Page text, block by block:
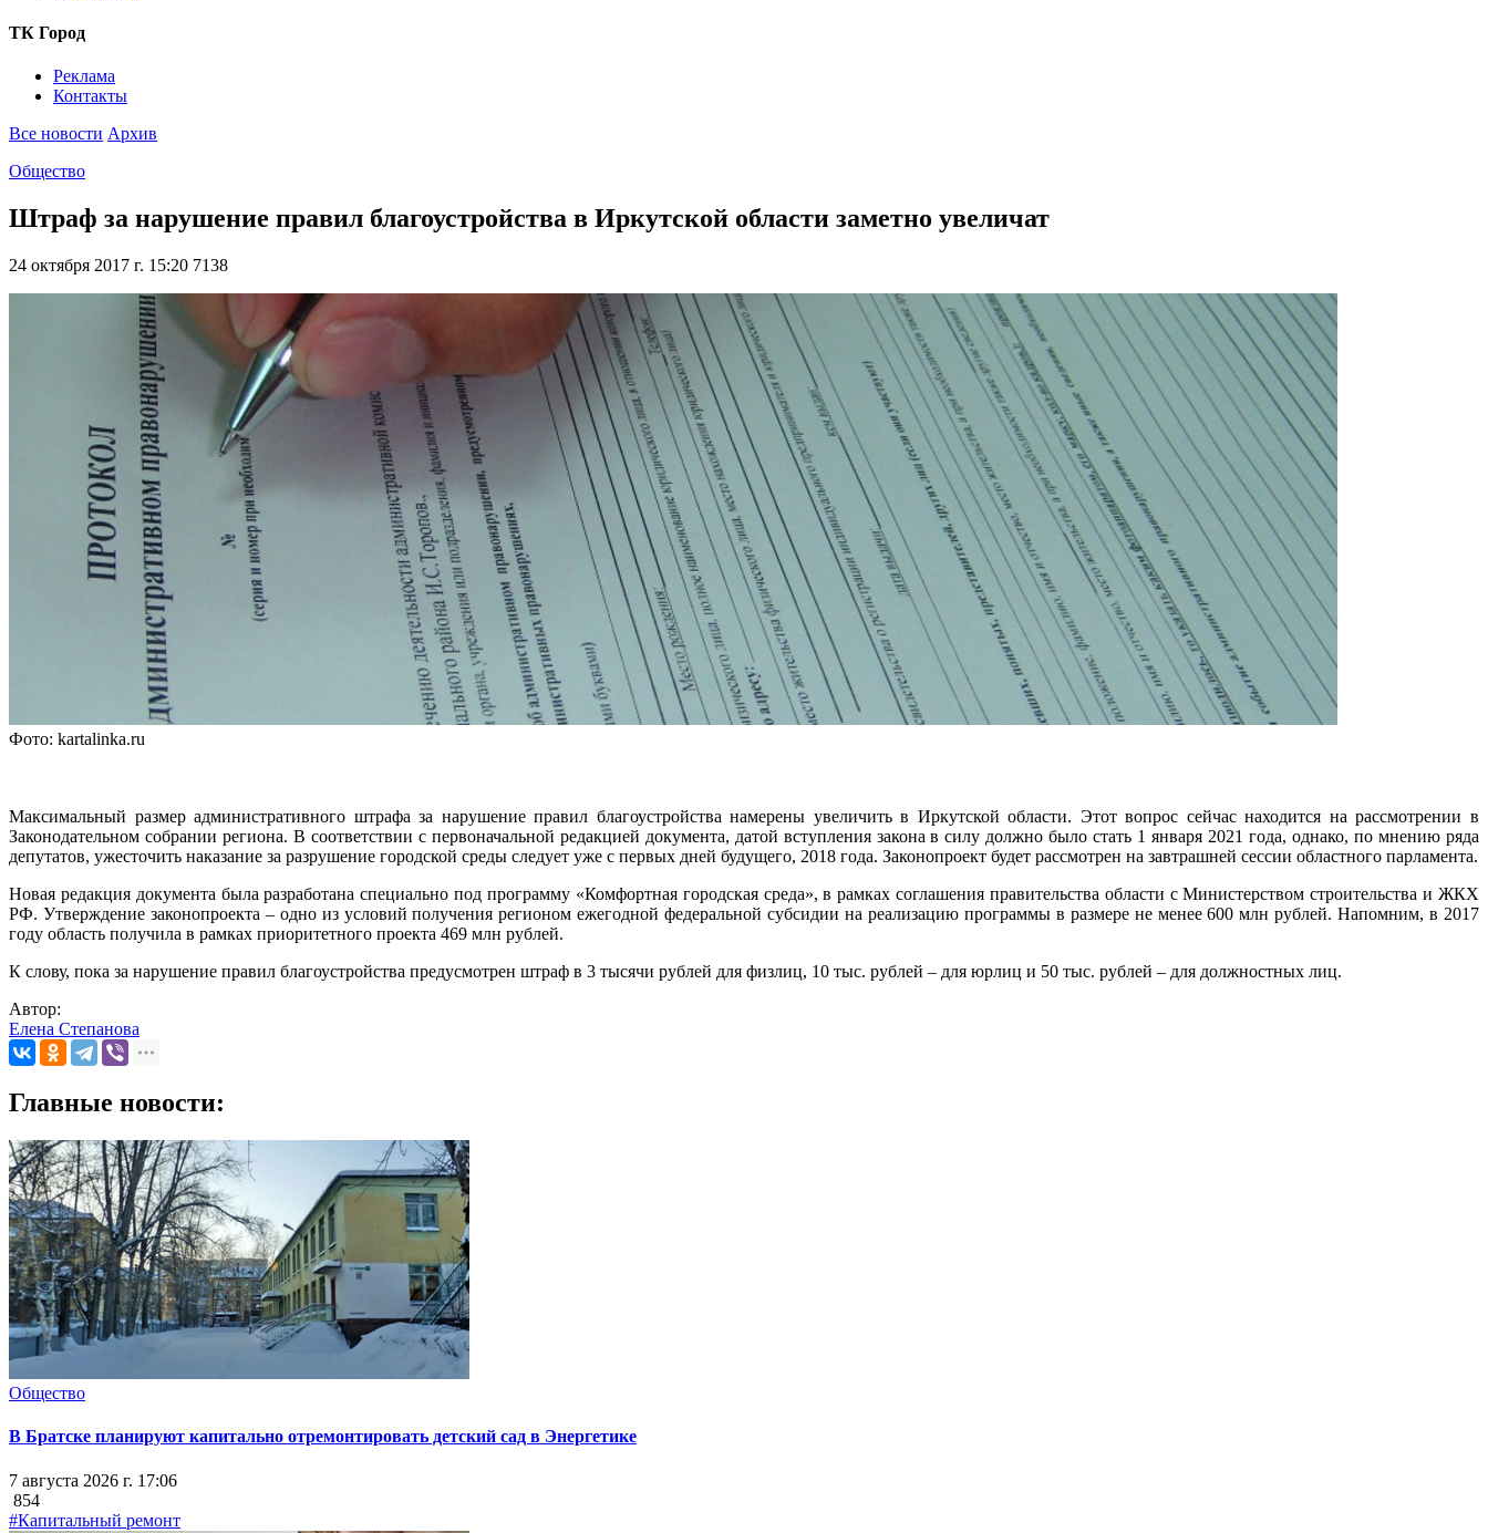
ТК Город
Реклама
Контакты
Все новости Архив
Общество
Штраф за нарушение правил благоустройства в Иркутской области заметно увеличат
24 октября 2017 г. 15:20 7138
Фото: kartalinka.ru
Максимальный размер административного штрафа за нарушение правил благоустройства намерены увеличить в Иркутской области. Этот вопрос сейчас находится на рассмотрении в
Законодательном собрании региона. В соответствии с первоначальной редакцией документа, датой вступления закона в силу должно было стать 1 января 2021 года, однако, по мнению ряда
депутатов, ужесточить наказание за разрушение городской среды следует уже с первых дней будущего, 2018 года. Законопроект будет рассмотрен на завтрашней сессии областного парламента.
Новая редакция документа была разработана специально под программу «Комфортная городская среда», в рамках соглашения правительства области с Министерством строительства и ЖКХ
РФ. Утверждение законопроекта – одно из условий получения регионом ежегодной федеральной субсидии на реализацию программы в размере не менее 600 млн рублей. Напомним, в 2017
году область получила в рамках приоритетного проекта 469 млн рублей.
К слову, пока за нарушение правил благоустройства предусмотрен штраф в 3 тысячи рублей для физлиц, 10 тыс. рублей – для юрлиц и 50 тыс. рублей – для должностных лиц.
Автор:
Елена Степанова
Главные новости:
Общество
В Братске планируют капитально отремонтировать детский сад в Энергетике
7 августа 2026 г. 17:06
854
#Капитальный ремонт